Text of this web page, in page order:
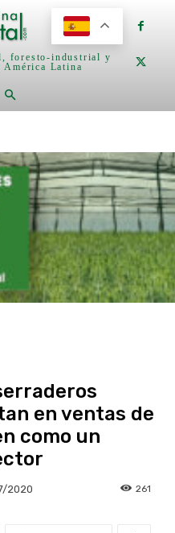
foresto-industrial y
América Latina
en ventas de
como un
2020 261